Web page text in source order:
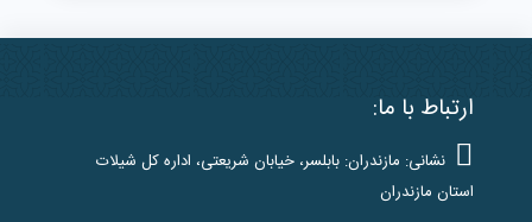
ارتباط با ما:
نشانی: مازندران: بابلسر، خیابان شریعتی، اداره کل شیلات
استان مازندران